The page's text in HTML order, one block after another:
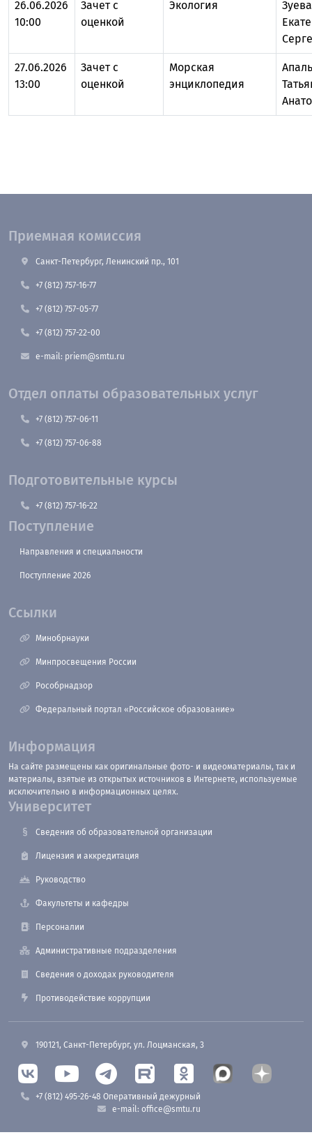
26.06.2026
10:00
Зачет с
оценкой
Экология
Зуева
27.06.2026
13:00
Зачет с
оценкой
Морская
энциклопедия
Приемная комиссия
Санкт-Петербург, Ленинский пр., 101
+7 (812) 757-16-77
+7 (812) 757-05-77
+7 (812) 757-22-00
e-mail: priem@smtu.ru
Отдел оплаты образовательных услуг
+7 (812) 757-06-11
+7 (812) 757-06-88
Подготовительные курсы
+7 (812) 757-16-22
Поступление
Направления и специальности
Поступление 2026
Ссылки
Минобрнауки
Минпросвещения России
Рособрнадзор
Федеральный портал «Российское образование»
Информация
На сайте размещены как оригинальные фото- и видеоматериалы, так и
материалы, взятые из открытых источников в Интернете, используемые
исключительно в информационных целях.
Университет
Сведения об образовательной организации
Лицензия и аккредитация
Руководство
Факультеты и кафедры
Персоналии
Административные подразделения
Сведения о доходах руководителя
Противодействие коррупции
190121, Санкт-Петербург, ул. Лоцманская, 3
+7 (812) 495-26-48 Оперативный дежурный
e-mail: office@smtu.ru